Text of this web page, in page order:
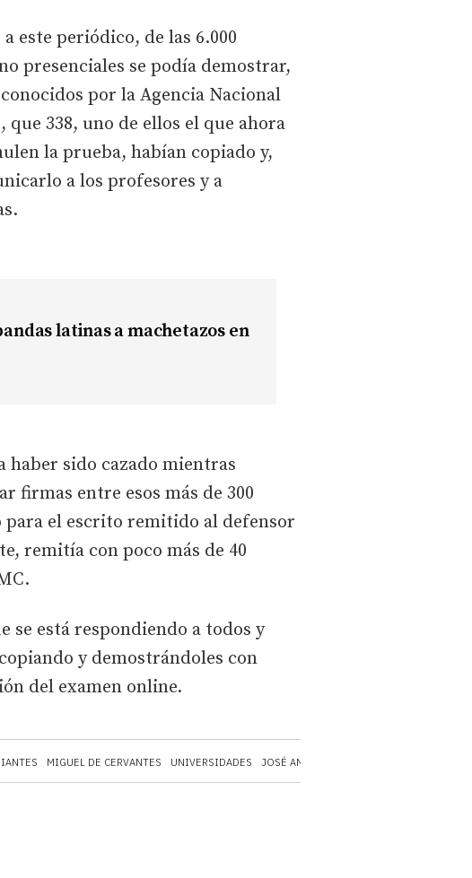
MIGUEL DE CERVANTES UNIVERSIDADES JOSÉ ANTONIO OTERO PARRA
este periódico, de las 6.000
presenciales se podía demostrar,
por la Agencia Nacional
338, uno de ellos el que ahora
la prueba, habían copiado y,
a los profesores y a
latinas a machetazos en
haber sido cazado mientras
firmas entre esos más de 300
para el escrito remitido al defensor
remitía con poco más de 40
se está respondiendo a todos y
y demostrándoles con
del examen online.